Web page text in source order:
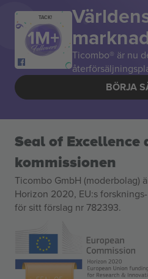
TACK!
Ticombo® är nu
BÖRJA
Seal of Excellence
kommissionen
Ticombo GmbH (moderbolag)
Horizon 2020, EU:s
för sitt förslag nr 782393.